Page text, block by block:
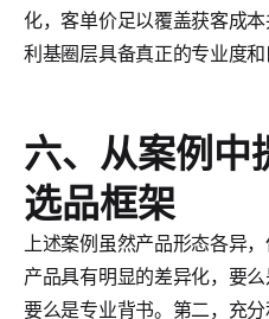
化，客单价足以覆盖获客成
利基圈层具备真正的专业度和
六、从案例中
选品框架
上述案例虽然产品形态各异
产品具有明显的差异化，要么
要么是专业背书。第二，充